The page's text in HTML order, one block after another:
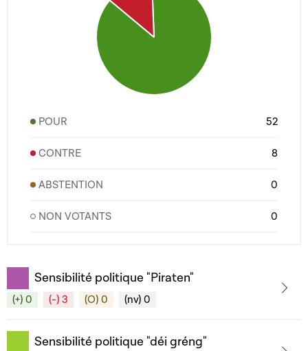
POUR 52
CONTRE 8
ABSTENTION 0
NON VOTANTS 0
Sensibilité politique "Piraten"
(+) 0 (-) 3 (O) 0 (nv) 0
Sensibilité politique "déi gréng"